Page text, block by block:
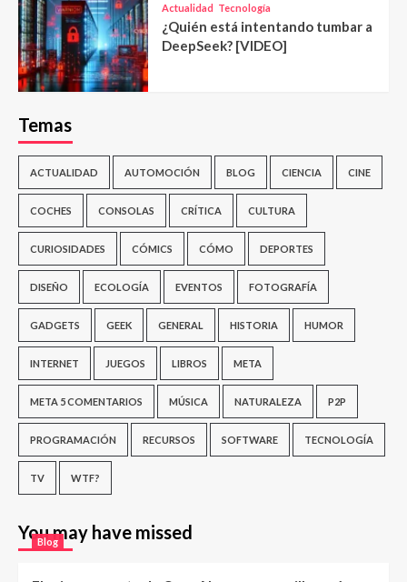
Actualidad Tecnología
¿Quién está intentando tumbar a
DeepSeek? [VIDEO]
Temas
ACTUALIDAD AUTOMOCIÓN BLOG CIENCIA CINE
COCHES CONSOLAS CRÍTICA CULTURA
CURIOSIDADES CÓMICS CÓMO DEPORTES
DISEÑO ECOLOGÍA EVENTOS FOTOGRAFÍA
GADGETS GEEK GENERAL HISTORIA HUMOR
INTERNET JUEGOS LIBROS META
META 5 COMENTARIOS MÚSICA NATURALEZA P2P
PROGRAMACIÓN RECURSOS SOFTWARE TECNOLOGÍA
TV WTF?
You may have missed
Blog